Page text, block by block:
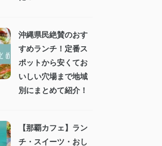
沖縄県民絶賛のおす
すめランチ！定番ス
ポットから安くてお
いしい穴場まで地域
別にまとめて紹介！
【那覇カフェ】ラン
チ・スイーツ・おし